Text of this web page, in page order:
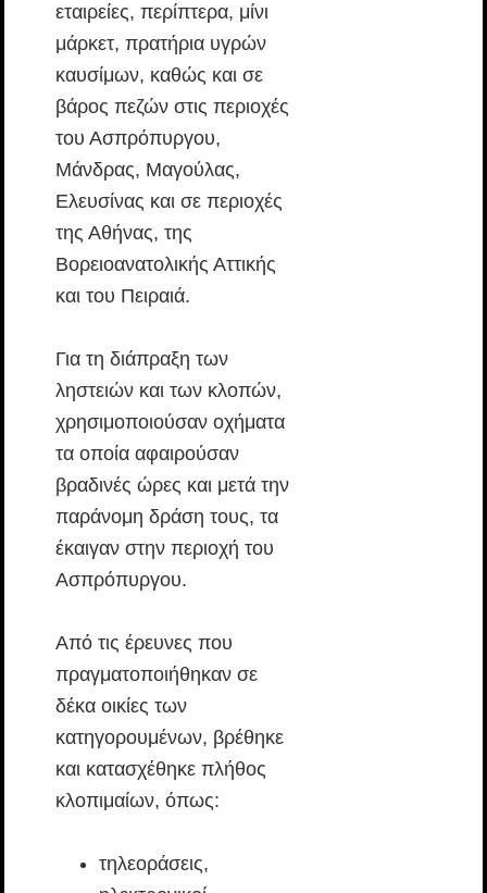
εταιρείες, περίπτερα, μίνι
μάρκετ, πρατήρια υγρών
καυσίμων, καθώς και σε
βάρος πεζών στις περιοχές
του Ασπρόπυργου,
Μάνδρας, Μαγούλας,
Ελευσίνας και σε περιοχές
της Αθήνας, της
Βορειοανατολικής Αττικής
και του Πειραιά.
Για τη διάπραξη των
ληστειών και των κλοπών,
χρησιμοποιούσαν οχήματα
τα οποία αφαιρούσαν
βραδινές ώρες και μετά την
παράνομη δράση τους, τα
έκαιγαν στην περιοχή του
Ασπρόπυργου.
Από τις έρευνες που
πραγματοποιήθηκαν σε
δέκα οικίες των
κατηγορουμένων, βρέθηκε
και κατασχέθηκε πλήθος
κλοπιμαίων, όπως:
τηλεοράσεις,